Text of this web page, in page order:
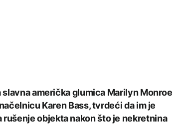
američka glumica Marilyn Monroe
Karen Bass, tvrdeći da im je
objekta nakon što je nekretnina